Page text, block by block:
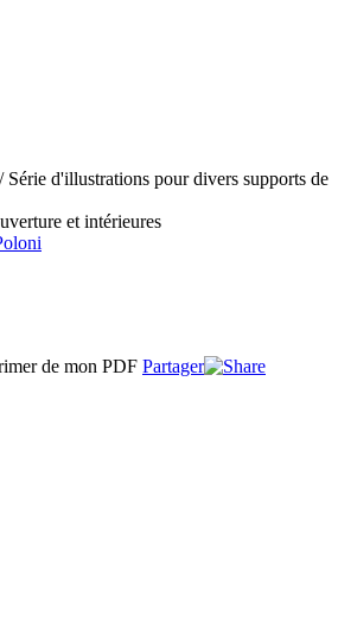
d'illustrations pour divers supports de
et intérieures
de mon PDF Partager